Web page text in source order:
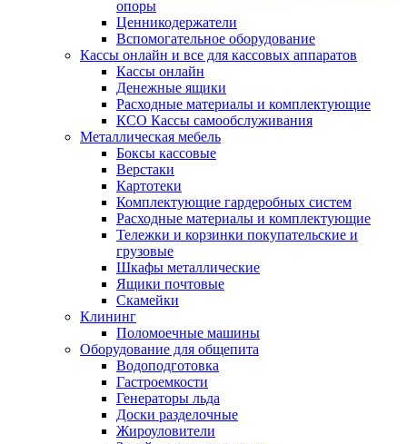
опоры
Ценникодержатели
Вспомогательное оборудование
Кассы онлайн и все для кассовых аппаратов
Кассы онлайн
Денежные ящики
Расходные материалы и комплектующие
КСО Кассы самообслуживания
Металлическая мебель
Боксы кассовые
Верстаки
Картотеки
Комплектующие гардеробных систем
Расходные материалы и комплектующие
Тележки и корзинки покупательские и
грузовые
Шкафы металлические
Ящики почтовые
Скамейки
Клининг
Поломоечные машины
Оборудование для общепита
Водоподготовка
Гастроемкости
Генераторы льда
Доски разделочные
Жироуловители